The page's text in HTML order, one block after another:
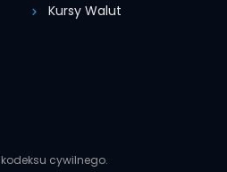
Kursy Walut
cywilnego.